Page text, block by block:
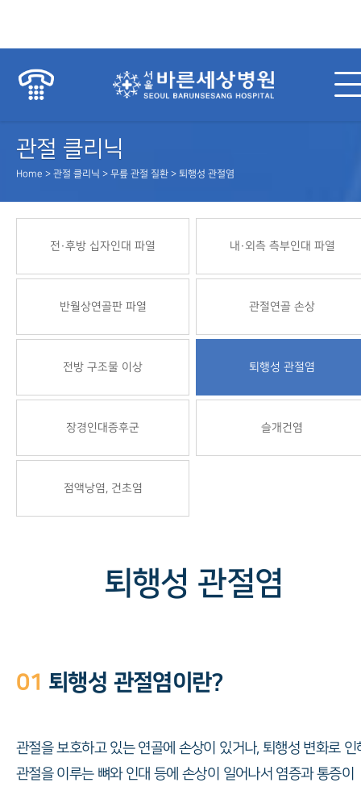
관절 클리닉
Home > 관절 클리닉 > 무릎 관절 질환 > 퇴행성 관절염
전·후방 십자인대 파열 내·외측 측부인대 파열
반월상연골판 파열 관절연골 손상
전방 구조물 이상 퇴행성 관절염
장경인대증후군 슬개건염
점액낭염, 건초염
퇴행성 관절염
01 퇴행성 관절염이란?
관절을 보호하고 있는 연골에 손상이 있거나, 퇴행성 변화로 인
관절을 이루는 뼈와 인대 등에 손상이 일어나서 염증과 통증이